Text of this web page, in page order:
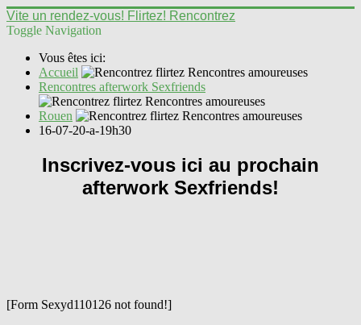
Vite un rendez-vous! Flirtez! Rencontrez
Toggle Navigation
Vous êtes ici:
Accueil
Rencontres afterwork Sexfriends
Rouen
16-07-20-a-19h30
Inscrivez-vous ici au prochain
afterwork Sexfriends!
[Form Sexyd110126 not found!]